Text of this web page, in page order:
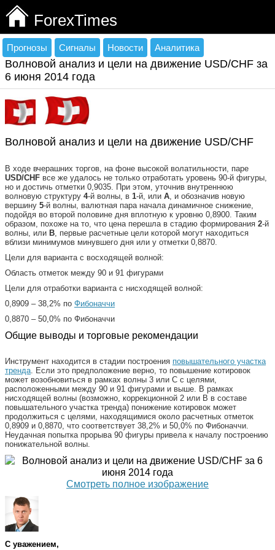
ForexTimes
Прогнозы Сигналы Новости Аналитика
Волновой анализ и цели на движение USD/CHF за
6 июня 2014 года
Волновой анализ и цели на движение USD/CHF
В ходе вчерашних торгов, на фоне высокой волатильности, паре
USD/CHF все же удалось не только отработать уровень 90-й фигуры,
но и достичь отметки 0,9035. При этом, уточнив внутреннюю
волновую структуру 4-й волны, в 1-й, или А, и обозначив новую
вершину 5-й волны, валютная пара начала динамичное снижение,
подойдя во второй половине дня вплотную к уровню 0,8900. Таким
образом, похоже на то, что цена перешла в стадию формирования 2-й
волны, или В, первые расчетные цели которой могут находиться
вблизи минимумов минувшего дня или у отметки 0,8870.
Цели для варианта с восходящей волной:
Область отметок между 90 и 91 фигурами
Цели для отработки варианта с нисходящей волной:
0,8909 – 38,2% по Фибоначчи
0,8870 – 50,0% по Фибоначчи
Общие выводы и торговые рекомендации
Инструмент находится в стадии построения повышательного участка
тренда. Если это предположение верно, то повышение котировок
может возобновиться в рамках волны 3 или С с целями,
расположенными между 90 и 91 фигурами и выше. В рамках
нисходящей волны (возможно, коррекционной 2 или B в составе
повышательного участка тренда) понижение котировок может
продолжиться с целями, находящимися около расчетных отметок
0,8909 и 0,8870, что соответствует 38,2% и 50,0% по Фибоначчи.
Неудачная попытка прорыва 90 фигуры привела к началу построению
понижательной волны.
Смотреть полное изображение
С уважением,